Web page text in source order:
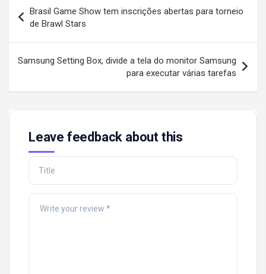
navigation
Brasil Game Show tem inscrições abertas para torneio
de Brawl Stars
Samsung Setting Box, divide a tela do monitor Samsung
para executar várias tarefas
Leave feedback about this